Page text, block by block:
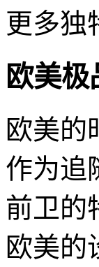
更多独
欧美
欧美的
作为追
前卫的
欧美的